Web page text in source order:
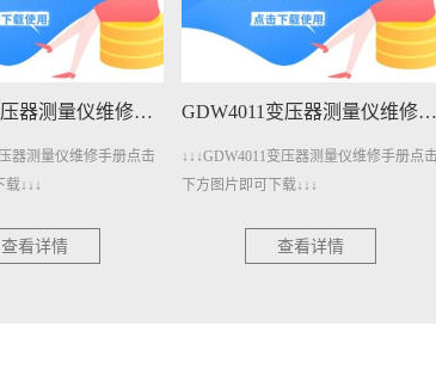
GDW4011变压器测量仪维修手册下载
压器测量仪维修手册点击
载↓↓↓
查看详情
GDW3001A三相电参数测量仪维修手册下载
↓↓↓GDW3001A三相电参数测量仪维修手
册点击下方图片即可下载↓↓↓
查看详情